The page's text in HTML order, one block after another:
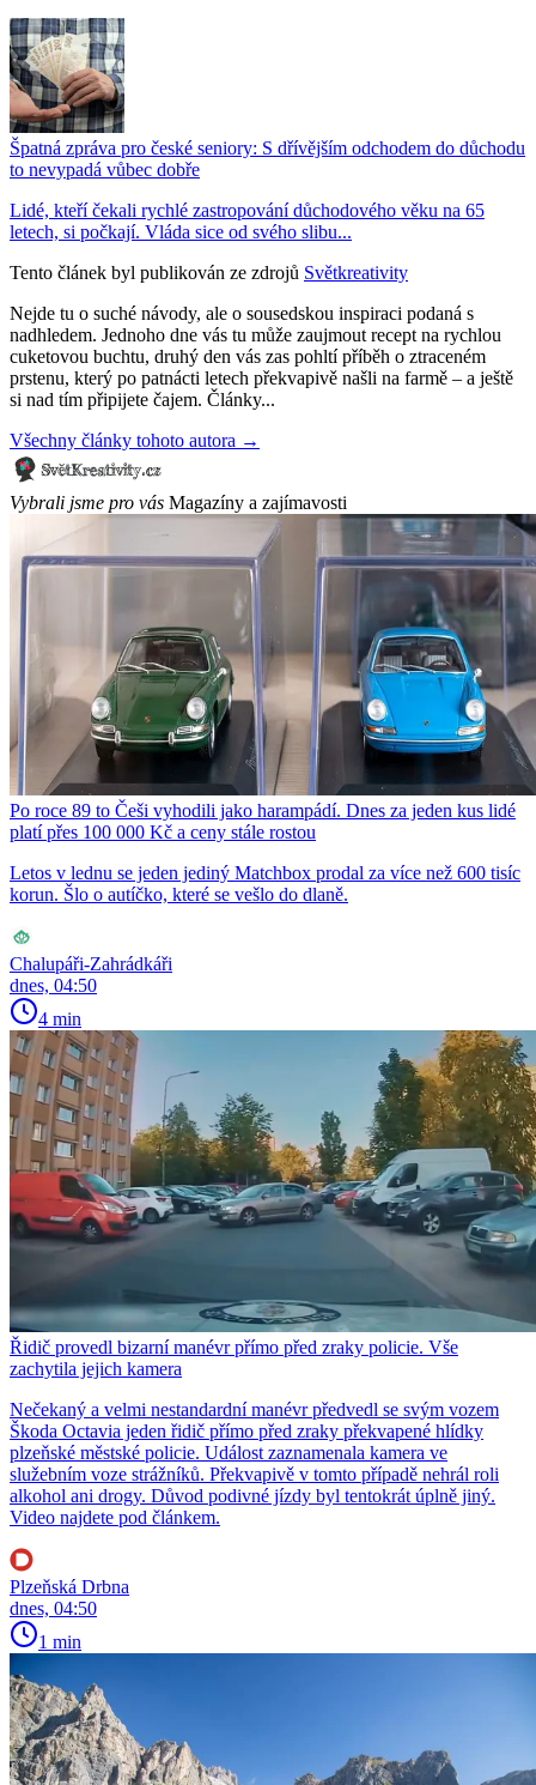
Špatná zpráva pro české seniory: S dřívějším odchodem do důchodu
to nevypadá vůbec dobře
Lidé, kteří čekali rychlé zastropování důchodového věku na 65
letech, si počkají. Vláda sice od svého slibu...
Tento článek byl publikován ze zdrojů Světkreativity
Nejde tu o suché návody, ale o sousedskou inspiraci podaná s
nadhledem. Jednoho dne vás tu může zaujmout recept na rychlou
cuketovou buchtu, druhý den vás zas pohltí příběh o ztraceném
prstenu, který po patnácti letech překvapivě našli na farmě – a ještě
si nad tím připijete čajem. Články...
Všechny články tohoto autora →
Vybrali jsme pro vás Magazíny a zajímavosti
Po roce 89 to Češi vyhodili jako harampádí. Dnes za jeden kus lidé
platí přes 100 000 Kč a ceny stále rostou
Letos v lednu se jeden jediný Matchbox prodal za více než 600 tisíc
korun. Šlo o autíčko, které se vešlo do dlaně.
Chalupáři-Zahrádkáři
dnes, 04:50
4 min
Řidič provedl bizarní manévr přímo před zraky policie. Vše
zachytila jejich kamera
Nečekaný a velmi nestandardní manévr předvedl se svým vozem
Škoda Octavia jeden řidič přímo před zraky překvapené hlídky
plzeňské městské policie. Událost zaznamenala kamera ve
služebním voze strážníků. Překvapivě v tomto případě nehrál roli
alkohol ani drogy. Důvod podivné jízdy byl tentokrát úplně jiný.
Video najdete pod článkem.
Plzeňská Drbna
dnes, 04:50
1 min